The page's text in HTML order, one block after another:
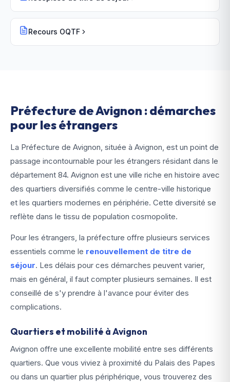
Recours OQTF
Préfecture de Avignon : démarches
pour les étrangers
La Préfecture de Avignon, située à Avignon, est un point de
passage incontournable pour les étrangers résidant dans le
département 84. Avignon est une ville riche en histoire avec
des quartiers diversifiés comme le centre-ville historique
et les quartiers modernes en périphérie. Cette diversité se
reflète dans le tissu de population cosmopolite.
Pour les étrangers, la préfecture offre plusieurs services
essentiels comme le renouvellement de titre de
séjour. Les délais pour ces démarches peuvent varier,
mais en général, il faut compter plusieurs semaines. Il est
conseillé de s'y prendre à l'avance pour éviter des
complications.
Quartiers et mobilité à Avignon
Avignon offre une excellente mobilité entre ses différents
quartiers. Que vous viviez à proximité du Palais des Papes
ou dans un quartier plus périphérique, vous trouverez des